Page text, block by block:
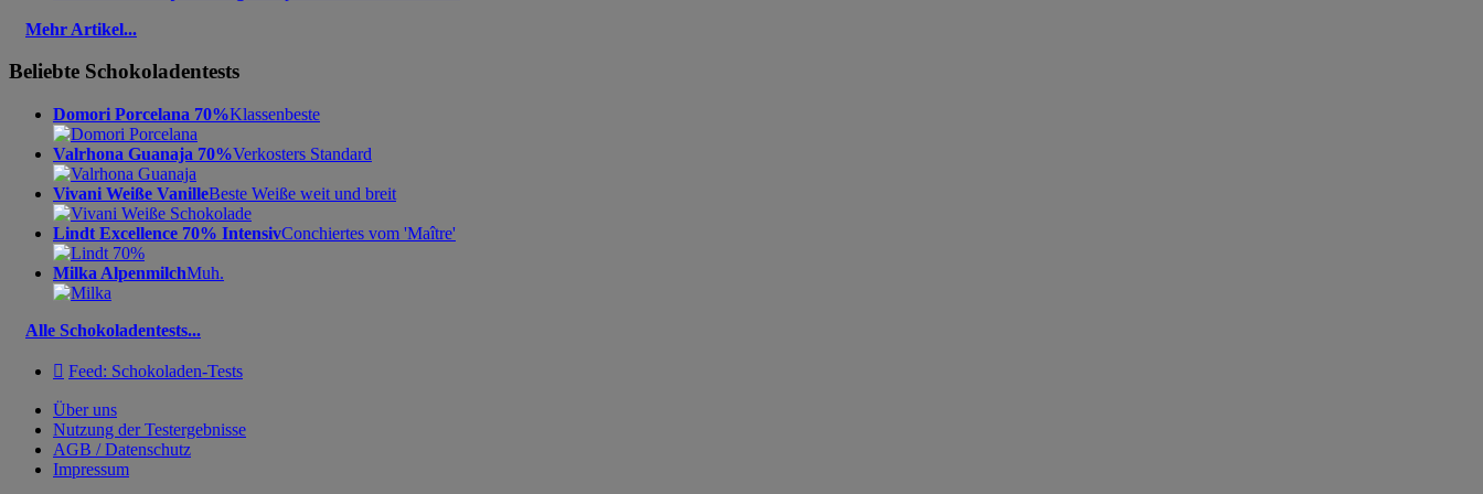
Mehr Artikel...
Beliebte Schokoladentests
Domori Porcelana 70%Klassenbeste
Valrhona Guanaja 70%Verkosters Standard
Vivani Weiße VanilleBeste Weiße weit und breit
Lindt Excellence 70% IntensivConchiertes vom 'Maître'
Milka AlpenmilchMuh.
Alle Schokoladentests...
 Feed: Schokoladen-Tests
Über uns
Nutzung der Testergebnisse
AGB / Datenschutz
Impressum